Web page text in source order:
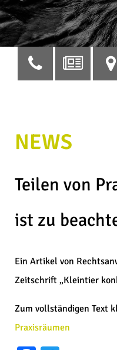
NEWS
Teilen von
ist zu
Ein Artikel von
Zeitschrift „Kleintier
Zum vollständigen Text
Praxisräumen